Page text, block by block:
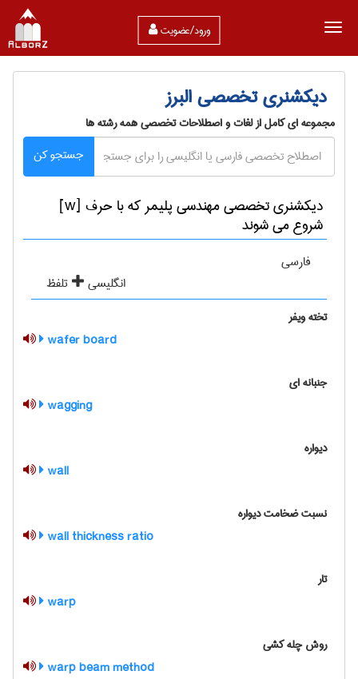
ورود/عضویت
دیکشنری تخصصی البرز
مجموعه ای کامل از لغات و اصطلاحات تخصصی همه رشته ها
جستجو کن
دیکشنری تخصصی مهندسی پليمر که با حرف [w]
شروع می شوند
فارسی
انگلیسی
تلفظ
تخته ویفر
wafer board
جنبانه ای
wagging
دیواره
wall
نسبت ضخامت دیواره
wall thickness ratio
تار
warp
روش چله کشی
warp beam method